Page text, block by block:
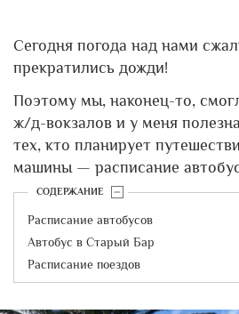
Сегодня погода над нами
прекратились дожди!
Поэтому мы, наконец-то,
ж/д-вокзалов и у меня
тех, кто планирует
машины — расписание
СОДЕРЖАНИЕ
Расписание автобусов
Автобус в Старый Бар
Расписание поездов